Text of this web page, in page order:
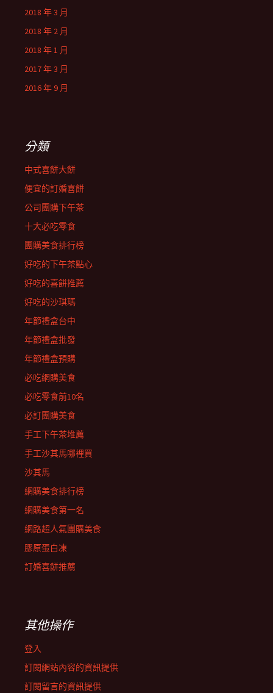
2018 年 3 月
2018 年 2 月
2018 年 1 月
2017 年 3 月
2016 年 9 月
分類
中式喜餅大餅
便宜的訂婚喜餅
公司團購下午茶
十大必吃零食
團購美食排行榜
好吃的下午茶點心
好吃的喜餅推薦
好吃的沙琪瑪
年節禮盒台中
年節禮盒批發
年節禮盒預購
必吃網購美食
必吃零食前10名
必訂團購美食
手工下午茶堆薦
手工沙其馬哪裡買
沙其馬
網購美食排行榜
網購美食第一名
網路超人氣團購美食
膠原蛋白凍
訂婚喜餅推薦
其他操作
登入
訂閱網站內容的資訊提供
訂閱留言的資訊提供